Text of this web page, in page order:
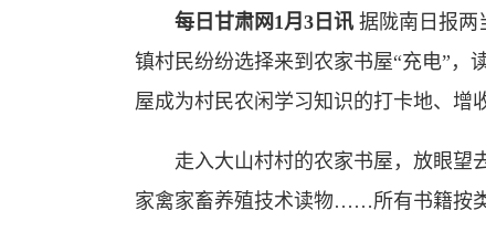
每日甘肃网1月3日讯 据陇南日报两
镇村民纷纷选择来到农家书屋“充电”，
屋成为村民农闲学习知识的打卡地、增
走入大山村村的农家书屋，放眼望去
家禽家畜养殖技术读物……所有书籍按